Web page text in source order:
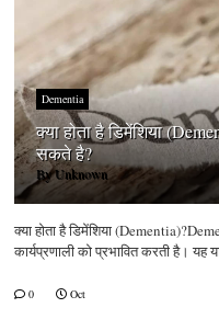
Dementia
क्या होता है डिमेंशिया
सकते है?
ByUnknown
क्या होता है डिमेंशिया
कार्यप्रणाली को प्रभावित करती है।
0 Oct